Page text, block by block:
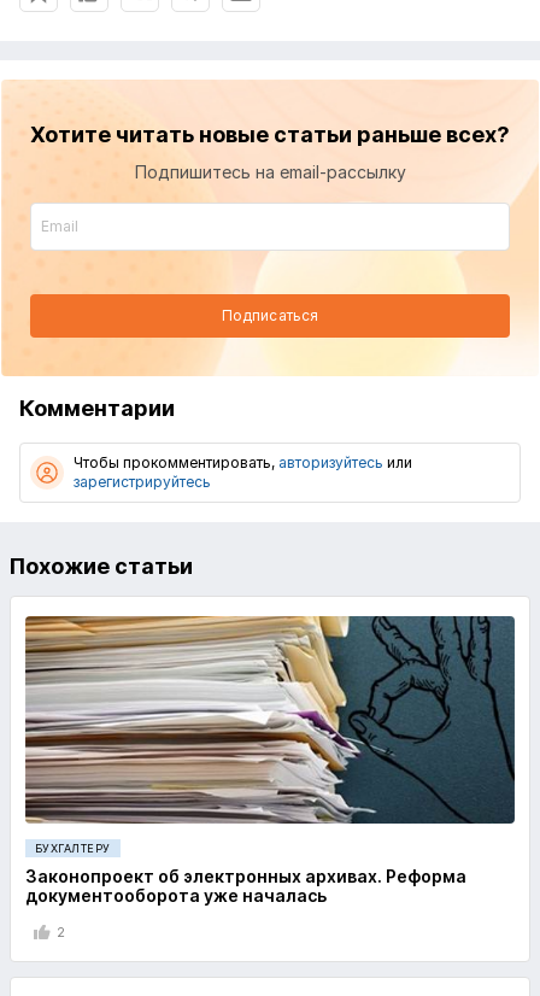
Хотите читать новые статьи раньше всех?
Подпишитесь на email-рассылку
Подписаться
Комментарии
Чтобы прокомментировать, авторизуйтесь или
зарегистрируйтесь
Похожие статьи
БУХГАЛТЕРУ
Законопроект об электронных архивах. Реформа
документооборота уже началась
2